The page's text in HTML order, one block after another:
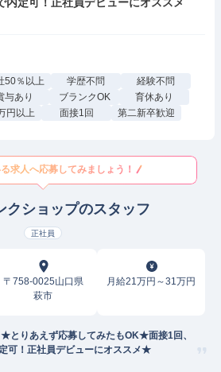
50％以上 学歴不問
経験不問
与あり ブランクOK
育休あり
円以上 面接1回 第二新卒歓迎
求人へ応募してみましょう！
クショップのスタッフ
正社員
〒758-0025山口県
萩市
月給21万円～31万円
★とりあえず応募してみたもOK★面接1回、
可！正社員デビューにオススメ★